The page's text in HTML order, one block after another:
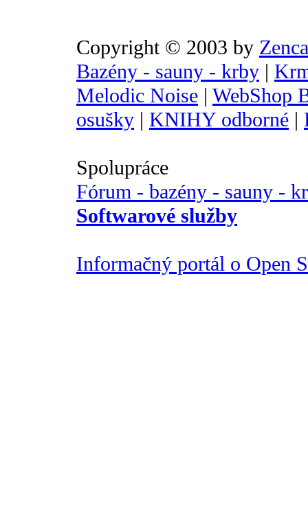
Copyright © 2003 by
Bazény - sauny - krby |
Melodic Noise | WebShop
osušky | KNIHY odborné |
Spolupráce
Fórum - bazény - sauny -
Softwarové služby
Informačný portál o Open